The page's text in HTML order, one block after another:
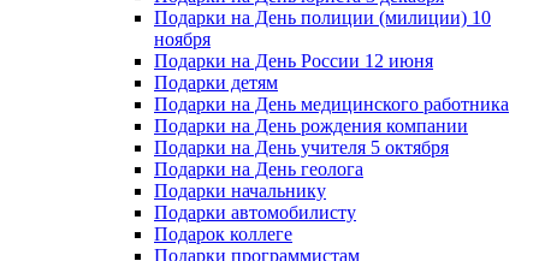
Подарки на День полиции (милиции) 10
ноября
Подарки на День России 12 июня
Подарки детям
Подарки на День медицинского работника
Подарки на День рождения компании
Подарки на День учителя 5 октября
Подарки на День геолога
Подарки начальнику
Подарки автомобилисту
Подарок коллеге
Подарки программистам